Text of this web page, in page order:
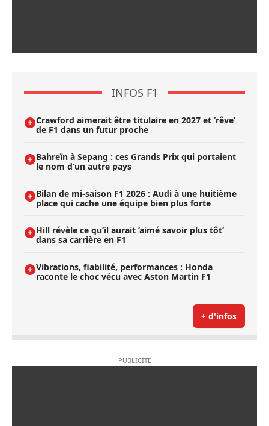
INFOS F1
Crawford aimerait être titulaire en 2027 et ’rêve’
de F1 dans un futur proche
Bahreïn à Sepang : ces Grands Prix qui portaient
le nom d’un autre pays
Bilan de mi-saison F1 2026 : Audi à une huitième
place qui cache une équipe bien plus forte
Hill révèle ce qu’il aurait ’aimé savoir plus tôt’
dans sa carrière en F1
Vibrations, fiabilité, performances : Honda
raconte le choc vécu avec Aston Martin F1
+ d'infos